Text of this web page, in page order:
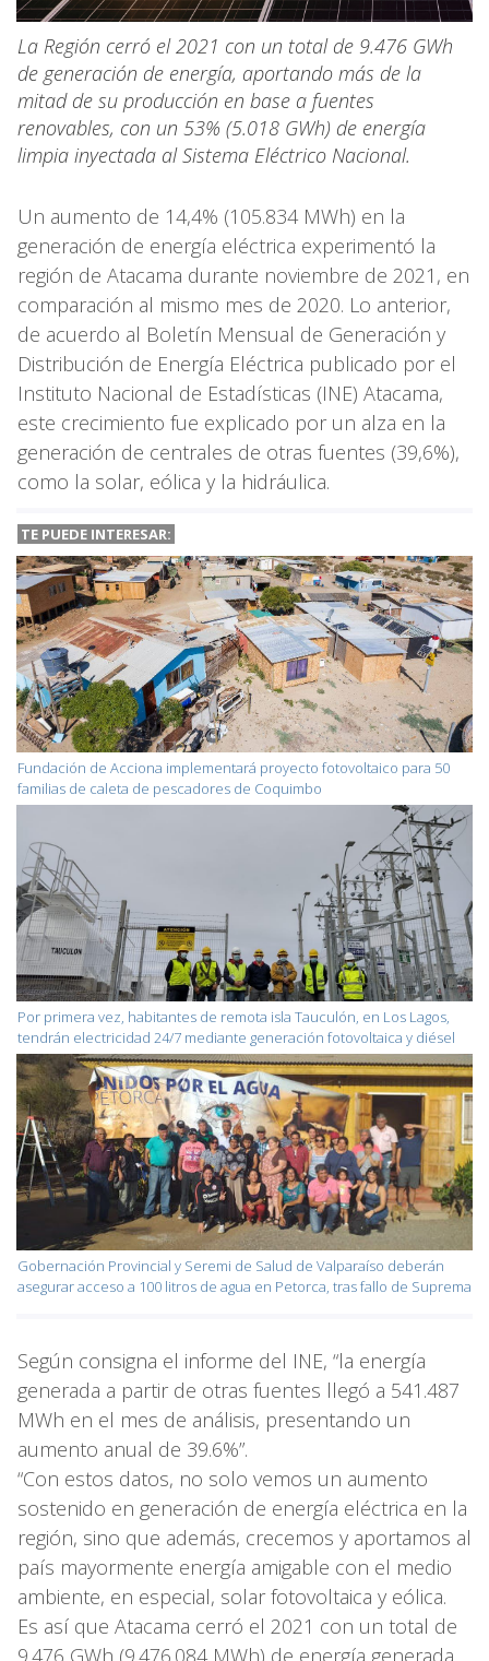
La Región cerró el 2021 con un total de 9.476 GWh
de generación de energía, aportando más de la
mitad de su producción en base a fuentes
renovables, con un 53% (5.018 GWh) de energía
limpia inyectada al Sistema Eléctrico Nacional.
Un aumento de 14,4% (105.834 MWh) en la
generación de energía eléctrica experimentó la
región de Atacama durante noviembre de 2021, en
comparación al mismo mes de 2020. Lo anterior,
de acuerdo al Boletín Mensual de Generación y
Distribución de Energía Eléctrica publicado por el
Instituto Nacional de Estadísticas (INE) Atacama,
este crecimiento fue explicado por un alza en la
generación de centrales de otras fuentes (39,6%),
como la solar, eólica y la hidráulica.
TE PUEDE INTERESAR:
Fundación de Acciona implementará proyecto fotovoltaico para 50
familias de caleta de pescadores de Coquimbo
Por primera vez, habitantes de remota isla Tauculón, en Los Lagos,
tendrán electricidad 24/7 mediante generación fotovoltaica y diésel
Gobernación Provincial y Seremi de Salud de Valparaíso deberán
asegurar acceso a 100 litros de agua en Petorca, tras fallo de Suprema
Según consigna el informe del INE, “la energía
generada a partir de otras fuentes llegó a 541.487
MWh en el mes de análisis, presentando un
aumento anual de 39.6%”.
“Con estos datos, no solo vemos un aumento
sostenido en generación de energía eléctrica en la
región, sino que además, crecemos y aportamos al
país mayormente energía amigable con el medio
ambiente, en especial, solar fotovoltaica y eólica.
Es así que Atacama cerró el 2021 con un total de
9.476 GWh (9.476.084 MWh) de energía generada